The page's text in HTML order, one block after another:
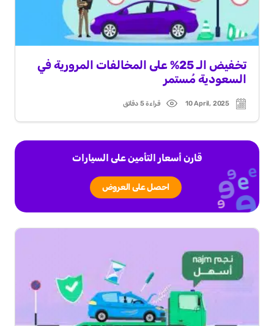
تخفيض الـ 25% على المخالفات المرورية في
السعودية مُستمر
Post
date
10 April, 2025
Read
time
قراءة 5 دقائق
قارن أسعار التأمين على السيارات
احصل على العروض